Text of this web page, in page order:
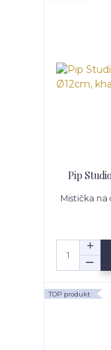
Pip
Mistička na
TOP produkt